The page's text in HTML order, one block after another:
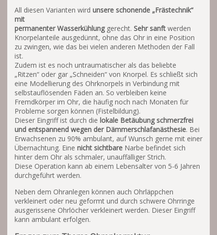
All diesen Varianten wird unsere schonende „Frästechnik“
mit
permanenterWasserkühlunggerecht. Sehrsanft werden
Knorpelanteile ausgedünnt, ohne das Ohr in eine Position
zu zwingen, wie das bei vielen anderen Methoden der Fall
ist.
Zudem ist es noch untraumatischer als das beliebte
„Ritzen“ oder gar „Schneiden“ von Knorpel. Es schließt sich
eine Modellierung des Ohrknorpels in Verbindung mit
selbstauflösenden Fäden an. So verbleiben keine
Fremdkörper im Ohr, die häufig noch nach Monaten für
Probleme sorgen können (Fistelbildung).
Dieser Eingriff ist durch die lokale Betäubung schmerzfrei
und entspannend wegen der Dämmerschlafanästhesie. Bei
Erwachsenen zu 90% ambulant, auf Wunsch gerne mit einer
Übernachtung. Eine nicht sichtbare Narbe befindet sich
hinter dem Ohr als schmaler, unauffälliger Strich.
Diese Operation kann ab einem Lebensalter von 5-6 Jahren
durchgeführt werden.
Neben dem Ohranlegen können auch Ohrläppchen
verkleinert oder neu geformt und durch schwere Ohrringe
ausgerissene Ohrlöcher verkleinert werden. Dieser Eingriff
kann ambulant erfolgen.